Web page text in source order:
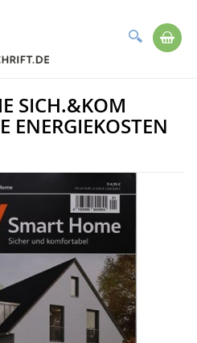
Suche
SICH.&KOM
ENERGIEKOSTEN